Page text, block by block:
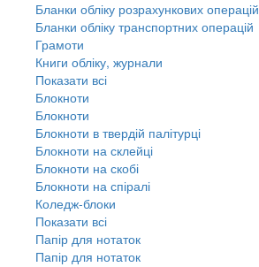
Бланки обліку розрахункових операцій
Бланки обліку транспортних операцій
Грамоти
Книги обліку, журнали
Показати всі
Блокноти
Блокноти
Блокноти в твердій палітурці
Блокноти на склейці
Блокноти на скобі
Блокноти на спіралі
Коледж-блоки
Показати всі
Папір для нотаток
Папір для нотаток